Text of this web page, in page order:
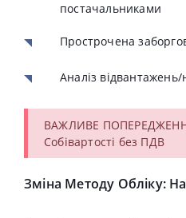
постачальниками
Прострочена
Аналіз
ВАЖЛИВЕ
Собівартості без ПДВ
Зміна Методу Обліку: